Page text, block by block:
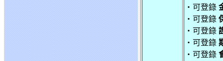
‧可登錄
‧可登錄
‧可登錄
‧可登錄
‧可登錄